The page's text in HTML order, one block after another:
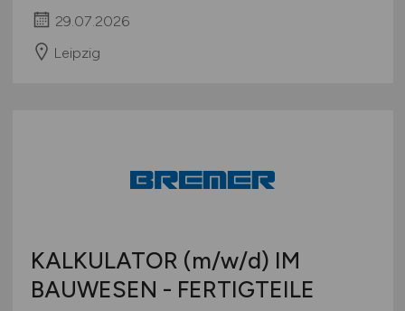
29.07.2026
Leipzig
KALKULATOR (m/w/d) IM
BAUWESEN - FERTIGTEILE